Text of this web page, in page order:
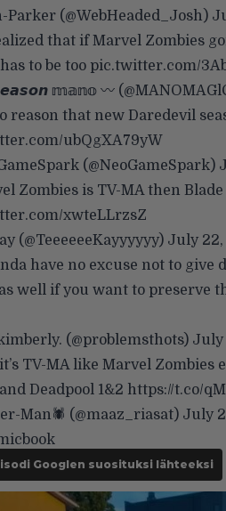
Parker (@WebHeaded_Josh)
that if Marvel Zombies
to be too pic.twitter.com/
𝕞𝕒𝕟𝕠 〰️
reason that new Daredevil
ubQgXA79yW
(@NeoGameSpark)
Zombies is TV-MA then
xwteLLrzsZ
(@TeeeeeeKayyyyyy) July
have no excuse not to give
well if you want to preserve
(@problemsthots) July
TV-MA like Marvel Zombies
Deadpool 1&2 https://t.co/
Man🕷️ (@maaz_riasat) July
Googlen suosituksi lähteeksi